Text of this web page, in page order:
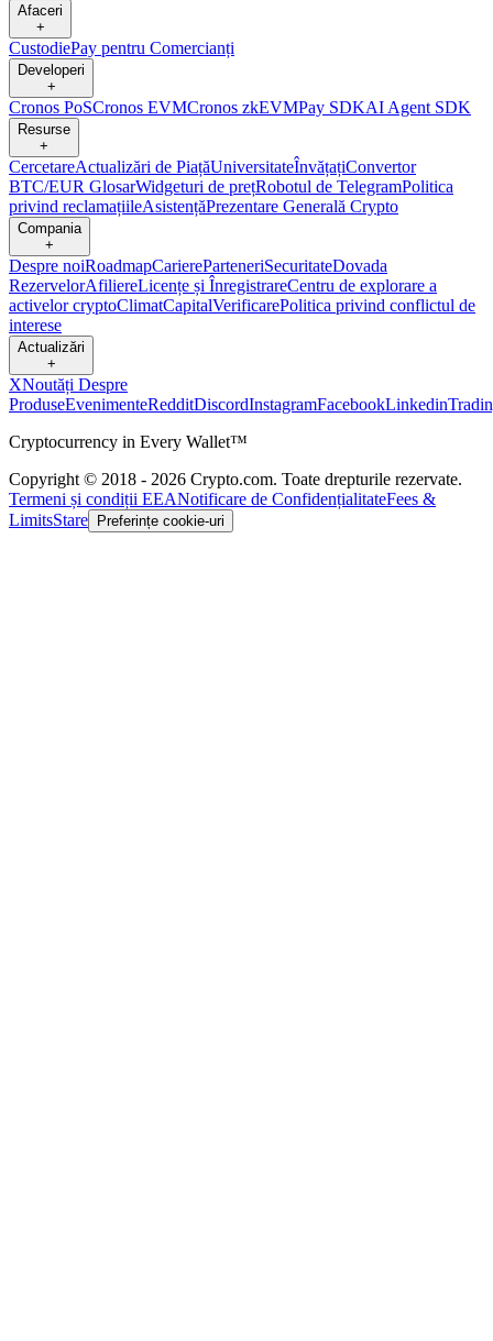
Afaceri
+
CustodiePay pentru Comercianți
Developeri
+
Cronos PoSCronos EVMCronos zkEVMPay SDKAI Agent SDK
Resurse
+
CercetareActualizări de PiațăUniversitateÎnvățațiConvertor
BTC/EUR GlosarWidgeturi de prețRobotul de TelegramPolitica
privind reclamațiileAsistențăPrezentare Generală Crypto
Compania
+
Despre noiRoadmapCariereParteneriSecuritateDovada
RezervelorAfiliereLicențe și ÎnregistrareCentru de explorare a
activelor cryptoClimatCapitalVerificarePolitica privind conflictul de
interese
Actualizări
+
XNoutăți Despre
ProduseEvenimenteRedditDiscordInstagramFacebookLinkedin
Cryptocurrency in Every Wallet™
Copyright © 2018 - 2026 Crypto.com. Toate drepturile rezervate.
Termeni și condiții EEANotificare de ConfidențialitateFees &
LimitsStare Preferințe cookie-uri